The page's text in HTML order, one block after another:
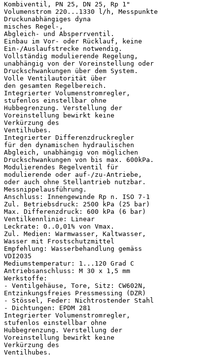
Kombiventil, PN 25, DN 25, Rp 1"
Volumenstrom 220...1330 l/h, Messpunkte
Druckunabhängiges dyna
misches Regel-,
Abgleich- und Absperrventil.
Einbau im Vor- oder Rücklauf, keine
Ein-/Auslaufstrecke notwendig.
Vollständig modulierende Regelung,
unabhängig von der Voreinstellung oder
Druckschwankungen über dem System.
Volle Ventilautorität über
den gesamten Regelbereich.
Integrierter Volumenstromregler,
stufenlos einstellbar ohne
Hubbegrenzung. Verstellung der
Voreinstellung bewirkt keine
Verkürzung des
Ventilhubes.
Integrierter Differenzdruckregler
für den dynamischen hydraulischen
Abgleich, unabhängig von möglichen
Druckschwankungen von bis max. 600kPa.
Modulierendes Regelventil für
modulierende oder auf-/zu-Antriebe,
oder auch ohne Stellantrieb nutzbar.
Messnippelausführung.
Anschluss: Innengewinde Rp n. ISO 7-1
Zul. Betriebsdruck: 2500 kPa (25 bar)
Max. Differenzdruck: 600 kPa (6 bar)
Ventilkennlinie: Linear
Leckrate: 0..0,01% von Vmax.
Zul. Medien: Warmwasser, Kaltwasser,
Wasser mit Frostschutzmittel
Empfehlung: Wasserbehandlung gemäss
VDI2035
Mediumstemperatur: 1...120 Grad C
Antriebsanschluss: M 30 x 1,5 mm
Werkstoffe:
- Ventilgehäuse, Tore, Sitz: CW602N,
Entzinkungsfreies Pressmessing (DZR)
- Stössel, Feder: Nichtrostender Stahl
- Dichtungen: EPDM 281
Integrierter Volumenstromregler,
stufenlos einstellbar ohne
Hubbegrenzung. Verstellung der
Voreinstellung bewirkt keine
Verkürzung des
Ventilhubes.